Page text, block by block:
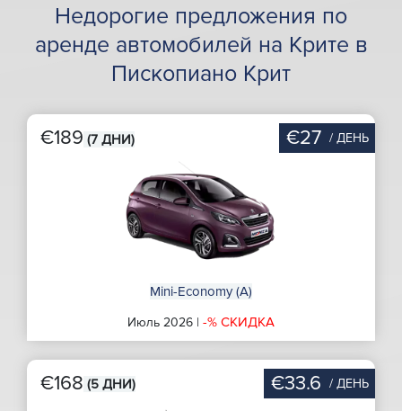
Недорогие предложения по
аренде автомобилей на Крите в
Пископиано Крит
€189 (7 ДНИ) €27 / ДЕНЬ
Mini-Economy (A)
Июль 2026 | -% СКИДКА
€168 (5 ДНИ) €33.6 / ДЕНЬ